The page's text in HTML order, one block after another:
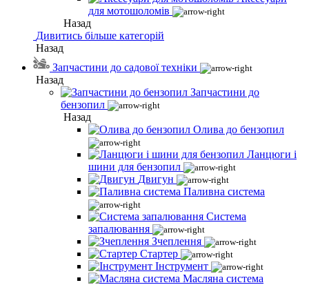
для мотошоломів
Назад
Дивитись більше категорій
Назад
Запчастини до садової техніки
Назад
Запчастини до
бензопил
Назад
Олива до бензопил
Ланцюги і
шини для бензопил
Двигун
Паливна система
Система
запалювання
Зчеплення
Стартер
Інструмент
Масляна система